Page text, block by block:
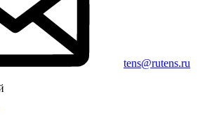
tens@rutens.ru